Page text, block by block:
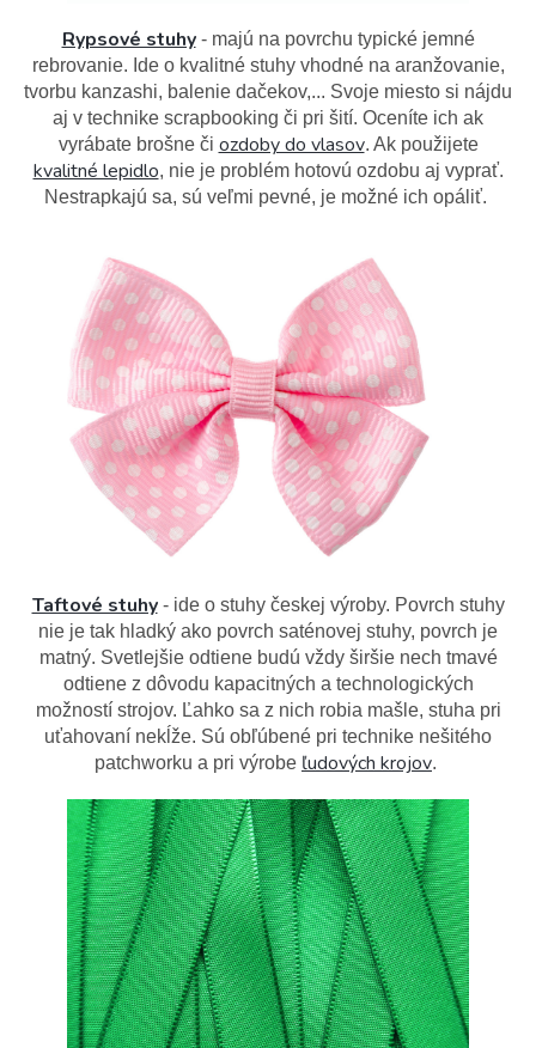
Rypsové stuhy - majú na povrchu typické jemné
rebrovanie. Ide o kvalitné stuhy vhodné na aranžovanie,
tvorbu kanzashi, balenie dačekov,... Svoje miesto si nájdu
aj v technike scrapbooking či pri šití. Oceníte ich ak
vyrábate brošne či ozdoby do vlasov. Ak použijete
kvalitné lepidlo, nie je problém hotovú ozdobu aj vyprať.
Nestrapkajú sa, sú veľmi pevné, je možné ich opáliť.
Taftové stuhy - ide o stuhy českej výroby. Povrch stuhy
nie je tak hladký ako povrch saténovej stuhy, povrch je
matný. Svetlejšie odtiene budú vždy širšie nech tmavé
odtiene z dôvodu kapacitných a technologických
možností strojov. Ľahko sa z nich robia mašle, stuha pri
uťahovaní nekĺže. Sú obľúbené pri technike nešitého
patchworku a pri výrobe ľudových krojov.